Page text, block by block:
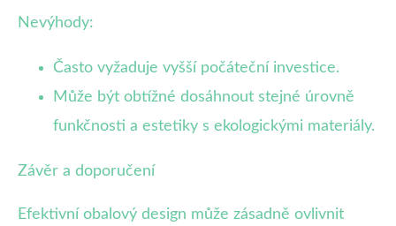
Nevýhody:
Často vyžaduje vyšší počáteční investice.
Může být obtížné dosáhnout stejné úrovně
funkčnosti a estetiky s ekologickými materiály.
Závěr a doporučení
Efektivní obalový design může zásadně ovlivnit